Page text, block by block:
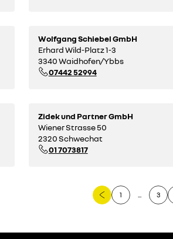
Wolfgang Schiebel GmbH
Erhard Wild-Platz 1-3
3340 Waidhofen/Ybbs
07442 52994
Zidek und Partner GmbH
Wiener Strasse 50
2320 Schwechat
01 7073817
1 3